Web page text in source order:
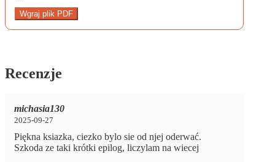
Wgraj plik PDF
Recenzje
michasia130
2025-09-27
Piękna ksiazka, ciezko bylo sie od njej oderwać.
Szkoda ze taki krótki epilog, liczylam na wiecej